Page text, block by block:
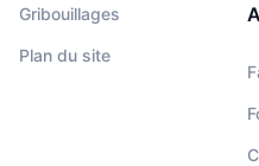
Gribouillages
Plan du site